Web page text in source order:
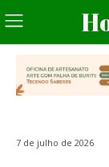
7 de julho de 2026